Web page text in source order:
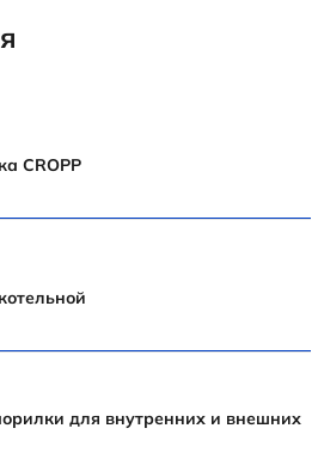
CROPP
для внутренних и внешних